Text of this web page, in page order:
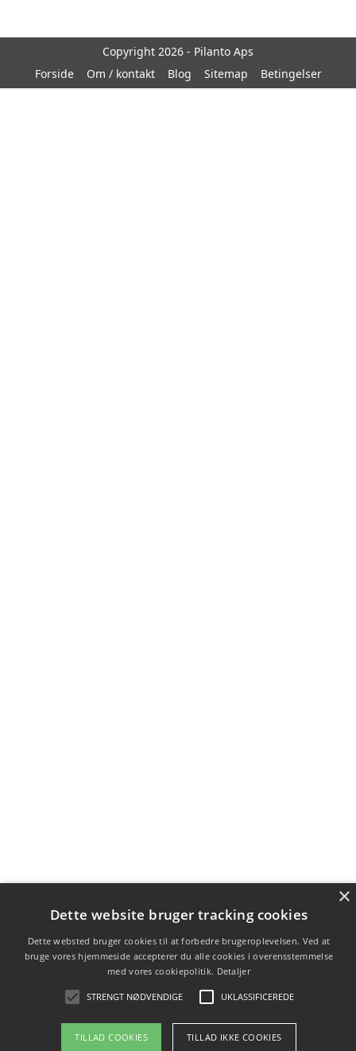
Copyright 2026 - Pilanto Aps
Forside
Om / kontakt Blog Sitemap Betingelser
×
Dette website bruger tracking cookies
Dette websted bruger cookies til at forbedre brugeroplevelsen. Ved at
bruge vores hjemmeside accepterer du alle cookies i overensstemmelse
med vores cookiepolitik. Detaljer
STRENGT NØDVENDIGE UKLASSIFICEREDE
TILLAD COOKIES TILLAD IKKE COOKIES